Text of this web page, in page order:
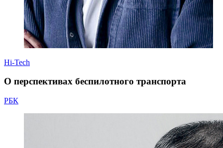
Hi-Tech
О перспективах беспилотного транспорта
РБК